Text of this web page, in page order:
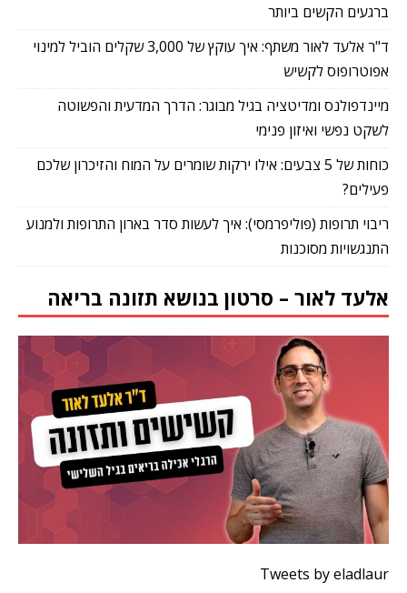
ברגעים הקשים ביותר
ד"ר אלעד לאור משתף: איך עוקץ של 3,000 שקלים הוביל למינוי
אפוטרופוס לקשיש
מיינדפולנס ומדיטציה בגיל מבוגר: הדרך המדעית והפשוטה
לשקט נפשי ואיזון פנימי
כוחות של 5 צבעים: אילו ירקות שומרים על המוח והזיכרון שלכם
פעילים?
ריבוי תרופות (פוליפרמסי): איך לעשות סדר בארון התרופות ולמנוע
התנגשויות מסוכנות
אלעד לאור – סרטון בנושא תזונה בריאה
Tweets by eladlaur